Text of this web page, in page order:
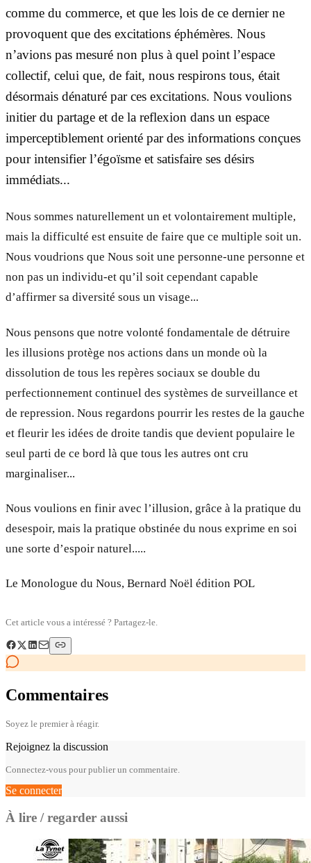
comme du commerce, et que les lois de ce dernier ne
provoquent que des excitations éphémères. Nous
n’avions pas mesuré non plus à quel point l’espace
collectif, celui que, de fait, nous respirons tous, était
désormais dénaturé par ces excitations. Nous voulions
initier du partage et de la reflexion dans un espace
imperceptiblement orienté par des informations conçues
pour intensifier l’égoïsme et satisfaire ses désirs
immédiats...
Nous sommes naturellement un et volontairement multiple,
mais la difficulté est ensuite de faire que ce multiple soit un.
Nous voudrions que Nous soit une personne-une personne et
non pas un individu-et qu’il soit cependant capable
d’affirmer sa diversité sous un visage...
Nous pensons que notre volonté fondamentale de détruire
les illusions protège nos actions dans un monde où la
dissolution de tous les repères sociaux se double du
perfectionnement continuel des systèmes de surveillance et
de repression. Nous regardons pourrir les restes de la gauche
et fleurir les idées de droite tandis que devient populaire le
seul parti de ce bord là que tous les autres ont cru
marginaliser...
Nous voulions en finir avec l’illusion, grâce à la pratique du
desespoir, mais la pratique obstinée du nous exprime en soi
une sorte d’espoir naturel.....
Le Monologue du Nous, Bernard Noël édition POL
Cet article vous a intéressé ? Partagez-le.
Commentaires
Soyez le premier à réagir.
Rejoignez la discussion
Connectez-vous pour publier un commentaire.
Se connecter
À lire / regarder aussi